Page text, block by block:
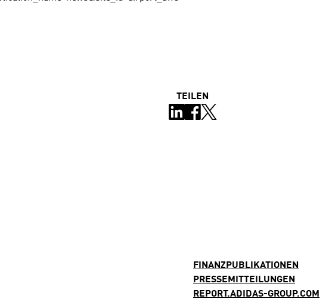
TEILEN
FINANZPUBLIKATIONEN
PRESSEMITTEILUNGEN
REPORT.ADIDAS-GROUP.COM